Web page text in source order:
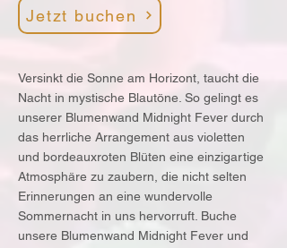
Jetzt buchen
Versinkt die Sonne am Horizont, taucht die
Nacht in mystische Blautöne. So gelingt es
unserer Blumenwand Midnight Fever durch
das herrliche Arrangement aus violetten
und bordeauxroten Blüten eine einzigartige
Atmosphäre zu zaubern, die nicht selten
Erinnerungen an eine wundervolle
Sommernacht in uns hervorruft. Buche
unsere Blumenwand Midnight Fever und